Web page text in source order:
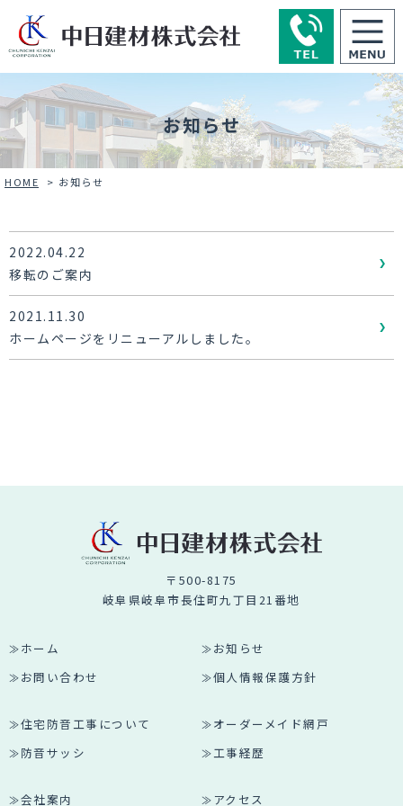
お知らせ
HOME > お知らせ
2022.04.22
移転のご案内
2021.11.30
ホームページをリニューアルしました。
〒500-8175
岐阜県岐阜市長住町九丁目21番地
ホーム
お知らせ
お問い合わせ
個人情報保護方針
住宅防音工事について
オーダーメイド網戸
防音サッシ
工事経歴
会社案内 アクセス